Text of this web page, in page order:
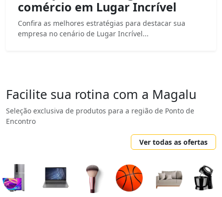
comércio em Lugar Incrível
Confira as melhores estratégias para destacar sua
empresa no cenário de Lugar Incrível...
Facilite sua rotina com a Magalu
Seleção exclusiva de produtos para a região de Ponto de
Encontro
Ver todas as ofertas